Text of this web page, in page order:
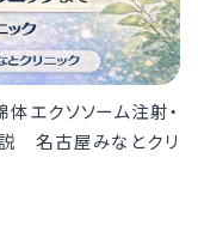
エクソソーム注射・
説 名古屋みなとクリ